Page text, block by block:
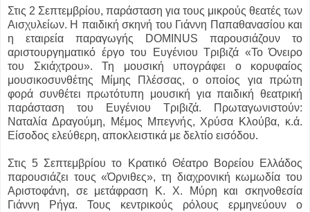
Στις 2 Σεπτεμβρίου, παράσταση για τους μικρούς θεατές των
Αισχυλείων. Η παιδική σκηνή του Γιάννη Παπαθανασίου και
η εταιρεία παραγωγής DOMINUS παρουσιάζουν το
αριστουργηματικό έργο του Ευγένιου Τριβιζά «Το Όνειρο
του Σκιάχτρου». Τη μουσική υπογράφει ο κορυφαίος
μουσικοσυνθέτης Μίμης Πλέσσας, ο οποίος για πρώτη
φορά συνθέτει πρωτότυπη μουσική για παιδική θεατρική
παράσταση του Ευγένιου Τριβιζά. Πρωταγωνιστούν:
Ναταλία Δραγούμη, Μέμος Μπεγνής, Χρύσα Κλούβα, κ.ά.
Είσοδος ελεύθερη, αποκλειστικά με δελτίο εισόδου.
Στις 5 Σεπτεμβρίου το Κρατικό Θέατρο Βορείου Ελλάδος
παρουσιάζει τους «Όρνιθες», τη διαχρονική κωμωδία του
Αριστοφάνη, σε μετάφραση Κ. Χ. Μύρη και σκηνοθεσία
Γιάννη Ρήγα. Τους κεντρικούς ρόλους ερμηνεύουν ο